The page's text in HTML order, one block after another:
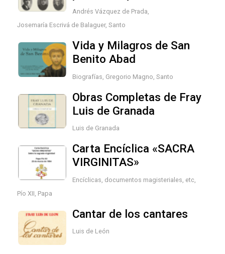
Andrés Vázquez de Prada,
Josemaría Escrivá de Balaguer, Santo
Vida y Milagros de San
Benito Abad
Biografías Gregorio Magno, Santo
Obras Completas de Fray
Luis de Granada
Luis de Granada
Carta Encíclica «SACRA
VIRGINITAS»
Encíclicas, documentos magisteriales, etc
Pío XII, Papa
Cantar de los cantares
Luis de León